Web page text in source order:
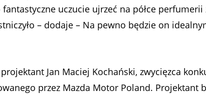
uczucie ujrzeć na półce perfumerii
– dodaje – Na pewno będzie on
Jan Maciej Kochański, zwycięzca
przez Mazda Motor Poland. Projektant